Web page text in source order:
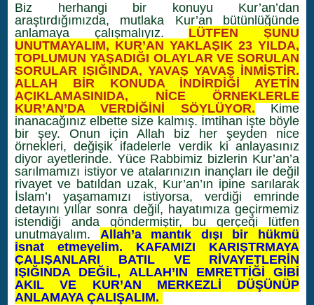
Biz herhangi bir konuyu Kur’an’dan
araştırdığımızda, mutlaka Kur’an bütünlüğünde
anlamaya çalışmalıyız. LÜTFEN ŞUNU
UNUTMAYALIM, KUR’AN YAKLAŞIK 23 YILDA,
TOPLUMUN YAŞADIĞI OLAYLAR VE SORULAN
SORULAR IŞIĞINDA, YAVAŞ YAVAŞ İNMİŞTİR.
ALLAH BİR KONUDA İNDİRDİĞİ AYETİN
AÇIKLAMASINIDA, NİCE ÖRNEKLERLE
KUR’AN’DA VERDİĞİNİ SÖYLÜYOR. Kime
inanacağınız elbette size kalmış. İmtihan işte böyle
bir şey. Onun için Allah biz her şeyden nice
örnekleri, değişik ifadelerle verdik ki anlayasınız
diyor ayetlerinde. Yüce Rabbimiz bizlerin Kur’an’a
sarılmamızı istiyor ve atalarınızın inançları ile değil
rivayet ve batıldan uzak, Kur’an’ın ipine sarılarak
İslam’ı yaşamamızı istiyorsa, verdiği emrinde
detayını yıllar sonra değil, hayatımıza geçirmemiz
istendiği anda göndermiştir, bu gerçeği lütfen
unutmayalım. Allah’a mantık dışı bir hükmü
isnat etmeyelim. KAFAMIZI KARIŞTRMAYA
ÇALIŞANLARI BATIL VE RİVAYETLERİN
IŞIĞINDA DEĞİL, ALLAH’IN EMRETTİĞİ GİBİ
AKIL VE KUR’AN MERKEZLİ DÜŞÜNÜP
ANLAMAYA ÇALIŞALIM.